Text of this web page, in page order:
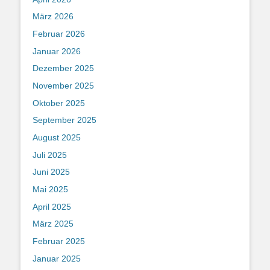
März 2026
Februar 2026
Januar 2026
Dezember 2025
November 2025
Oktober 2025
September 2025
August 2025
Juli 2025
Juni 2025
Mai 2025
April 2025
März 2025
Februar 2025
Januar 2025